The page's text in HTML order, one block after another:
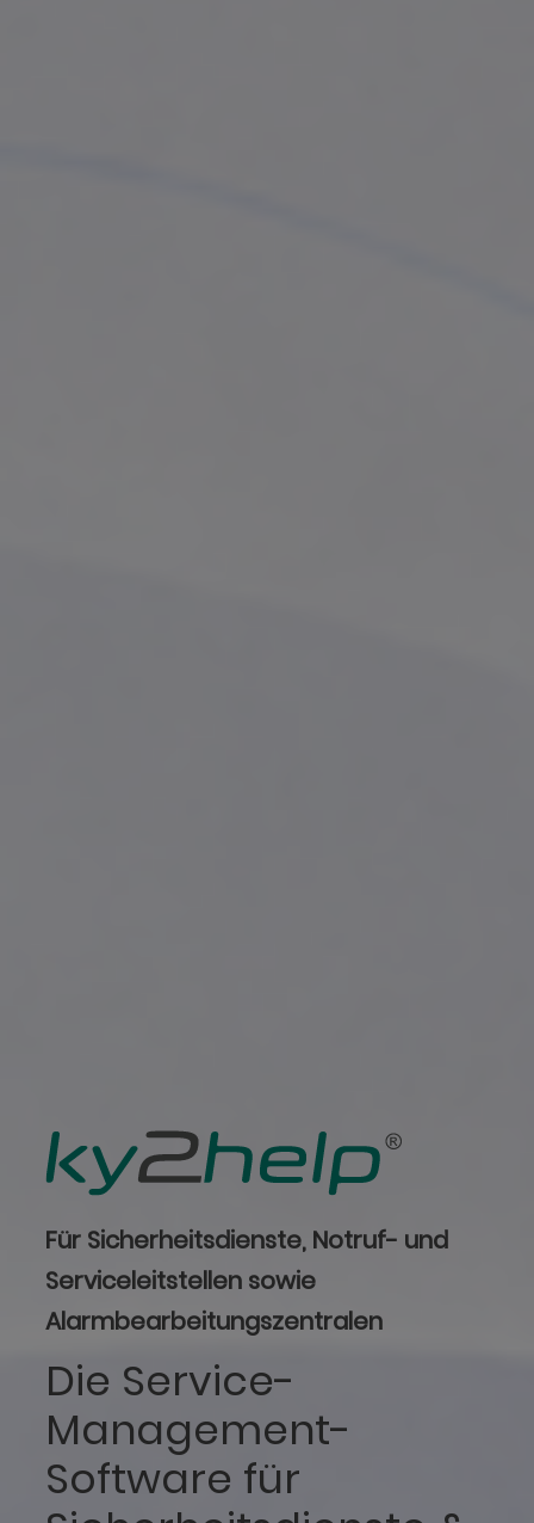
Für Sicherheitsdienste, Notruf- und
Serviceleitstellen sowie
Alarmbearbeitungszentralen
Die Service-
Management-
Software für